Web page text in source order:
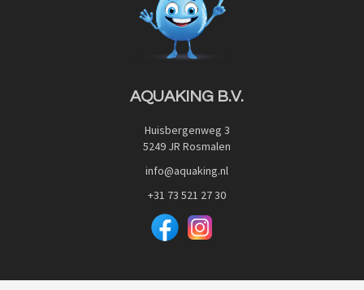
Veilig betalen met:
Red Label Filter Series
Nishikigoi-Ô
JPD Japan Pet Design
AQUAKING B.V.
Huisbergenweg 3
5249 JR Rosmalen
info@aquaking.nl
+31 73 521 27 30